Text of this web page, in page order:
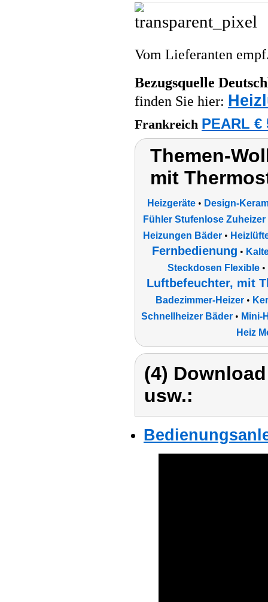
Vom Lieferanten
Bezugsquelle
finden Sie hier:
Frankreich PEARL €
Themen-
mit
Heizgeräte • Design-
Fühler Stufenlose
Heizungen Bäder•
Fernbedienung •
Steckdosen Flexible•
Luftbefeuchter, mit
Badezimmer-Heizer•
Schnellheizer Bäder • Mini-
Heiz
(4)
usw.: